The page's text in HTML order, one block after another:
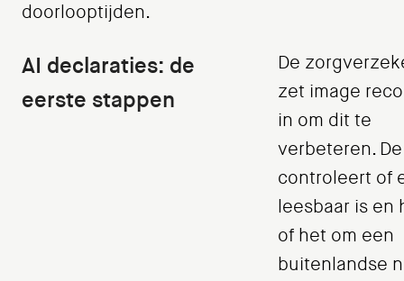
doorlooptijden.
AI declaraties: de
eerste stappen
De
zet image
in om dit te
verbeteren.
controleert of
leesbaar is en
of het om een
buitenlandse